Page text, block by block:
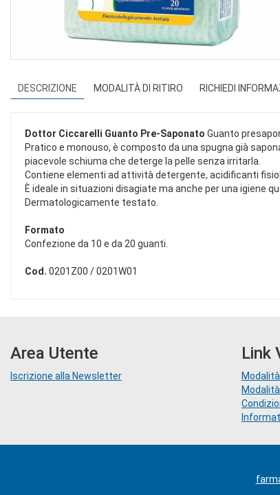
DESCRIZIONE MODALITÀ DI RITIRO RICHIEDI
Dottor Ciccarelli Guanto Pre-Saponato Guanto
Pratico e monouso, è composto da una spugna già
piacevole schiuma che deterge la pelle senza irritarla.
Contiene elementi ad attività detergente, acidificanti
È ideale in situazioni disagiate ma anche per una igiene
Dermatologicamente testato.
Formato
Confezione da 10 e da 20 guanti.
Cod. 0201Z00 / 0201W01
Area Utente
Iscrizione alla Newsletter
Link